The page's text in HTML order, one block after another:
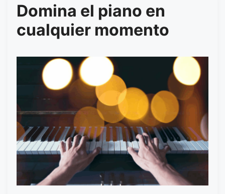
Domina el piano en
cualquier momento